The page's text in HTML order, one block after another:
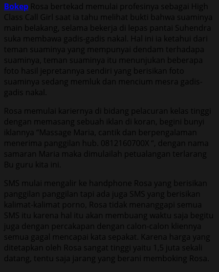
Bokep Rosa bertekad memulai profesinya sebagai High
Class Call Girl saat ia tahu melihat bukti bahwa suaminya
main belakang, selama bekerja di lepas pantai Suhendra
suka membawa gadis-gadis nakal. Hal ini ia ketahui dari
teman suaminya yang mempunyai dendam terhadapa
suaminya, teman suaminya itu menunjukan beberapa
foto hasil jepretannya sendiri yang berisikan foto
suaminya sedang memluk dan mencium mesra gadis-
gadis nakal.
Rosa memulai kariernya di bidang pelacuran kelas tinggi
dengan memasang sebuah iklan di koran, begini bunyi
iklannya “Massage Maria, cantik dan berpengalaman
menerima panggilan hub. 0812160700X “, dengan nama
samaran Maria maka dimulailah petualangan terlarang
Bu guru kita ini.
SMS mulai mengalir ke handphone Rosa yang berisikan
panggilan panggilan tapi ada juga SMS yang berisikan
kalimat-kalimat porno, Rosa tidak menanggapi semua
SMS itu karena hal itu akan membuang waktu saja begitu
juga dengan percakapan dengan calon-calon kliennya
semua gagal mencapai kata sepakat. Karena harga yang
ditetapkan oleh Rosa sangat tinggi yaitu 1,5 juta sekali
datang, tentu saja jarang yang berani memboking Rosa.